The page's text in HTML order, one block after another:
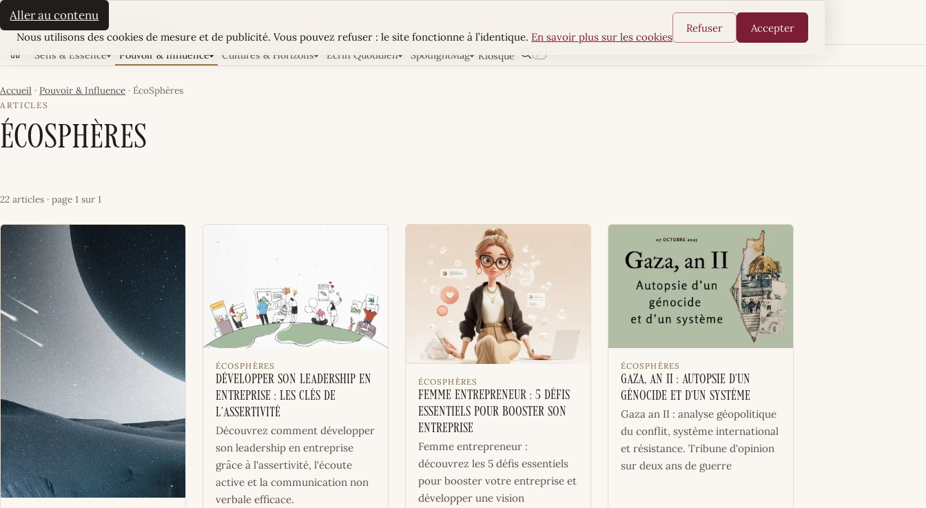
Aller au contenu
La Sultane
LE MAGAZINE FÉMININ TUNISIEN
AccueilSens & Essence Pouvoir & Influence Cultures & Horizons Écrin Quotidien SpotlightMag Kiosque Rechercher
Accueil · Pouvoir & Influence · ÉcoSphères
ARTICLES
ÉcoSphères
22 articles · page 1 sur 1
ÉCOSPHÈRES
Développer son leadership en
entreprise : les clés de
l’assertivité
Découvrez comment développer
son leadership en entreprise
grâce à l'assertivité, l'écoute
active et la communication non
verbale efficace.
ÉCOSPHÈRES
Femme entrepreneur : 5 défis
essentiels pour booster son
entreprise
Femme entrepreneur :
découvrez les 5 défis essentiels
pour booster votre entreprise et
développer une vision
ÉCOSPHÈRES
Gaza, an II : Autopsie d’un
génocide et d’un système
Gaza an II : analyse géopolitique
du conflit, système international
et résistance. Tribune d'opinion
sur deux ans de guerre
Cookies
Nous utilisons des cookies de mesure et de publicité. Vous pouvez refuser : le site fonctionne à l’identique. En savoir plus sur les cookies
Refuser Accepter